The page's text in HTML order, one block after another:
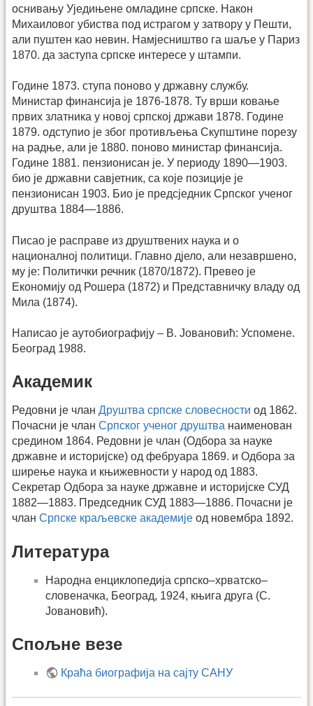
оснивању Уједињене омладине српске. Након
Михаиловог убиства под истрагом у затвору у Пешти,
али пуштен као невин. Намјесништво га шаље у Париз
1870. да заступа српске интересе у штампи.
Године 1873. ступа поново у државну службу.
Министар финансија је 1876-1878. Ту врши ковање
првих златника у новој српској држави 1878. Године
1879. одступио је због противљења Скупштине порезу
на радње, али је 1880. поново министар финансија.
Године 1881. пензионисан је. У периоду 1890—1903.
био је државни савјетник, са које позиције је
пензионисан 1903. Био је предсједник Српског ученог
друштва 1884—1886.
Писао је расправе из друштвених наука и о
националној политици. Главно дјело, али незавршено,
му је: Политички речник (1870/1872). Превео је
Економију од Рошера (1872) и Представничку владу од
Мила (1874).
Написао је аутобиографију – В. Јовановић: Успомене.
Београд 1988.
Академик
Редовни је члан Друштва српске словесности од 1862.
Почасни је члан Српског ученог друштва наименован
средином 1864. Редовни је члан (Одбора за науке
државне и историјске) од фебруара 1869. и Одбора за
ширење наука и књижевности у народ од 1883.
Секретар Одбора за науке државне и историјске СУД
1882—1883. Председник СУД 1883—1886. Почасни је
члан Српске краљевске академије од новембра 1892.
Литература
Народна енциклопедија српско–хрватско–
словеначка, Београд, 1924, књига друга (С.
Јовановић).
Спољне везе
Краћа биографија на сајту САНУ